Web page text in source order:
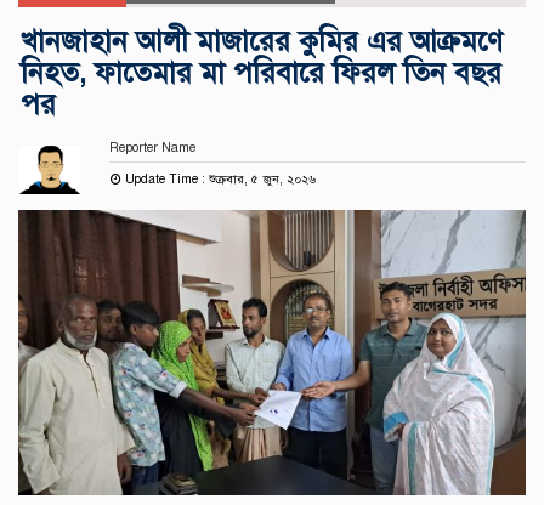
খানজাহান আলী মাজারের কুমির এর আক্রমণে
নিহত, ফাতেমার মা পরিবারে ফিরল তিন বছর
পর
Reporter Name
Update Time : শুক্রবার, ৫ জুন, ২০২৬